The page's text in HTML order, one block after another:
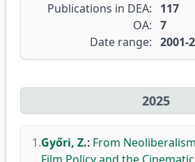
Publications in DEA:
117
OA: 7
Date range: 2001-
2025
1.Győri, Z.: From